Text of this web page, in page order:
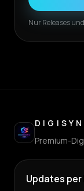
Nur Releases
Premium-
Updates per